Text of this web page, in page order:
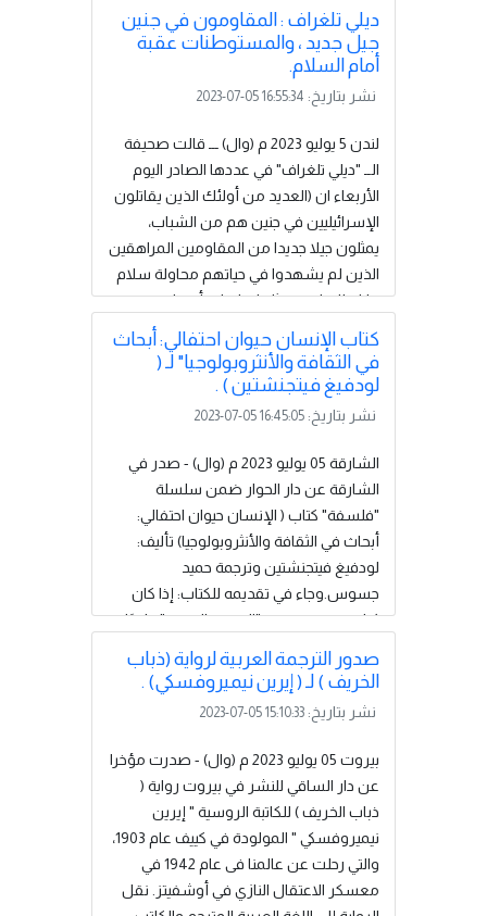
المسجد الأقصى. ووقالت وكالة الانباء
الفلسطينية وفا إن قوات الاحتلال انتشرت
في شوارع المدينة ومحيط المسجد الأقصى،
وتمركزت عند بواباته، وأوقفت المصلين
ديلي تلغراف : المقاومون في جنين
جيل جديد ، والمستوطنات عقبة
أمام السلام.
نشر بتاريخ: 2023-07-05 16:55:34
لندن 5 يوليو 2023 م (وال) ـــ قالت صحيفة
الــ "ديلي تلغراف" في عددها الصادر اليوم
الأربعاء ان (العديد من أولئك الذين يقاتلون
الإسرائيليين في جنين هم من الشباب،
يمثلون جيلا جديدا من المقاومين المراهقين
الذين لم يشهدوا في حياتهم محاولة سلام
قابلة للتطبيق، مثل اتفاقيات أوسلو في
حقبة التسعينيات) . واضاف الكاتب جيمس
روثويل، مراسل الشرق الأوسط في
الصحيفة ، يقول : (إنه منذ أوسلو عملت
إسرائيل ووسَّعت فقط من مستوطناتها
في الضفة الغربية، والتي يعتبرها حتى
حلفاؤها عقبة أمام السلام، في حين أن
القيادة السياسية الفلسطينية أصبحت
أضعف وأكثر تفتتا، مما أدى إلى صعود
الجماعات المسلحة القوية) . ...
إقرأ المزيد
كتاب الإنسان حيوان احتفالي: أبحاث
في الثقافة والأنثروبولوجيا" لـ (
لودفيغ فيتجنشتين ) .
نشر بتاريخ:2023-07-05 16:45:05
الشارقة 05 يوليو 2023 م (وال) - صدر في
الشارقة عن دار الحوار ضمن سلسلة
"فلسفة" كتاب ( الإنسان حيوان احتفالي:
أبحاث في الثقافة والأنثروبولوجيا) تأليف:
لودفيغ فيتجنشتين وترجمة حميد
جسوس.وجاء في تقديمه للكتاب: إذا كان
كتاب جيمس فريزر "الغصن الذهبي" واحدًا
فلاسفة العصر الحديث، لودفيغ فيتجنشتين،
يفكك "الغصن الذهبي" بعمق وحرارة ودِرْبة
علمية مشهود لها. إن فريزر أكثر وحشية
من أغلب متوحشيه (...) إن تفاسيره للعادات
البدائية أكثر فظاظة من دلالة هذه العادات
نفسها"، يكتب فيتجنشتين، ويشجب، من
خلال العقلية...
صدور الترجمة العربية لرواية (ذباب
الخريف ) لـ ( إيرين نيميروفسكي) .
نشر بتاريخ:2023-07-05 15:10:33
بيروت 05 يوليو 2023 م (وال) - صدرت مؤخرا
عن دار الساقي للنشر في بيروت رواية (
ذباب الخريف ) للكاتبة الروسية " إيرين
نيميروفسكي " المولودة في كييف عام 1903،
والتي رحلت عن عالمنا فى عام 1942 في
معسكر الاعتقال النازي في أوشفيتز. نقل